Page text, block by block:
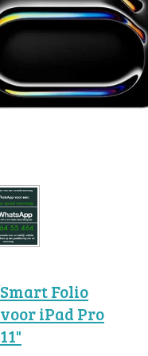
Smart Folio
voor iPad Pro
11"